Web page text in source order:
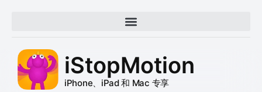
iStopMotion
iPhone、iPad 和 Mac 专享